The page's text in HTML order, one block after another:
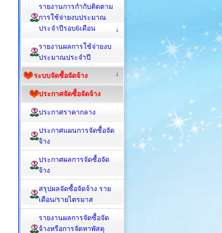
รายงานการกำกับติดตาม
การใช้จ่ายงบประมาณ
ประจำปีรอบ6เดือน
รายงานผลการใช้จ่ายงบ
ประมาณประจำปี
ระบบจัดซื้อจัดจ้าง
ประกาศจัดซื้อจัดจ้าง
ประกาศราคากลาง
ประกาศแผนการจัดซื้อจัด
จ้าง
ประกาศผลการจัดซื้อจัด
จ้าง
สรุปผลจัดซื้อจัดจ้าง ราย
เดือน/รายไตรมาส
รายงานผลการจัดซื้อจัด
จ้างหรือการจัดหาพัสดุ